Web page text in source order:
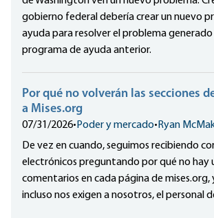
gobierno federal debería crear un nuevo
ayuda para resolver el problema generado
programa de ayuda anterior.
Por qué no volverán las secciones
a Mises.org
07/31/2026• Poder y mercado• Ryan
De vez en cuando, seguimos recibiendo
electrónicos preguntando por qué no hay
comentarios en cada página de mises.org,
incluso nos exigen a nosotros, el personal